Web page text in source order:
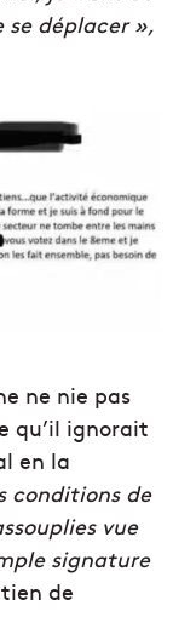
se déplacer »,
ne nie pas
qu’il ignorait
en la
conditions de
vue
signature
de